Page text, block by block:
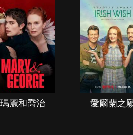
瑪麗和喬治 愛爾蘭之